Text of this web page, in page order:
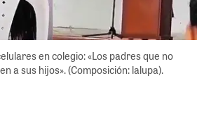
en colegio: «Los padres que no
a sus hijos». (Composición: lalupa).